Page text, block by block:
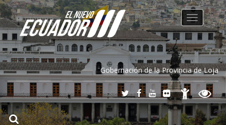
Gobernación de la Provincia de Loja
Toggle
navigation